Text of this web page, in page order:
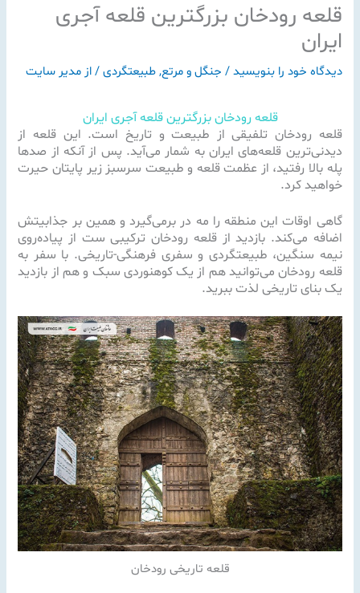
قلعه رودخان بزرگترین قلعه آجری
ایران
دیدگاه‌ خود را بنویسید / جنگل و مرتع,طبیعتگردی / از مدیر سایت
قلعه رودخان بزرگترین قلعه آجری ایران
قلعه رودخان تلفیقی از طبیعت و تاریخ است. این قلعه از
دیدنی‌ترین قلعه‌های ایران به شمار می‌آید. پس از آنکه از صدها
پله بالا رفتید، از عظمت قلعه و طبیعت سرسبز زیر پایتان حیرت
خواهید کرد.
گاهی اوقات این منطقه را مه در برمی‌گیرد و همین بر جذابیتش
اضافه می‌کند. بازدید از قلعه رودخان ترکیبی ست از پیاده‌روی
نیمه سنگین، طبیعتگردی و سفری فرهنگی-تاریخی. با سفر به
قلعه رودخان می‌توانید هم از یک کوهنوردی سبک و هم از بازدید
یک بنای تاریخی لذت ببرید.
قلعه تاریخی رودخان